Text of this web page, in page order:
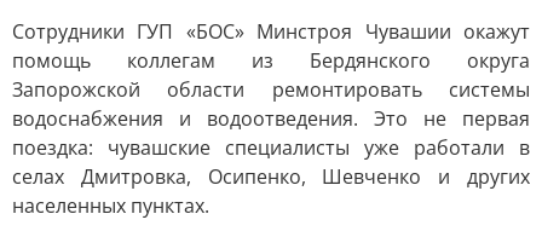
Сотрудники ГУП «БОС» Минстроя Чувашии окажут
помощь коллегам из Бердянского округа
Запорожской области ремонтировать системы
водоснабжения и водоотведения. Это не первая
поездка: чувашские специалисты уже работали в
селах Дмитровка, Осипенко, Шевченко и других
населенных пунктах.